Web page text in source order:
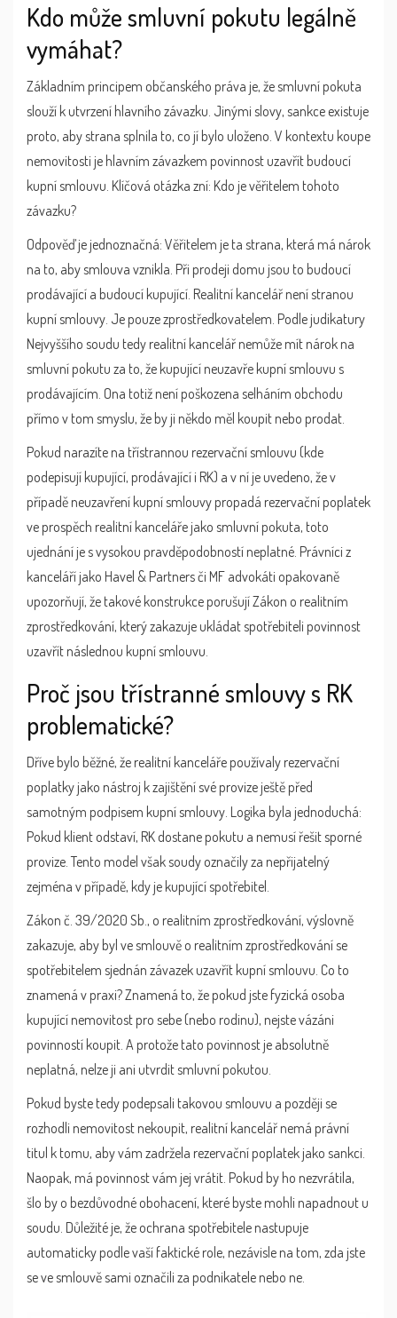
Kdo může smluvní pokutu legálně
vymáhat?
Základním principem občanského práva je, žesmluvní pokuta
slouží k utvrzení hlavního závazku. Jinými slovy, sankce existuje
proto, aby strana splnila to, co jí bylo uloženo. V kontextu koupe
nemovitosti je hlavním závazkem povinnost uzavřít budoucí
kupní smlouvu. Klíčová otázka zní: Kdo je věřitelem tohoto
závazku?
Odpověď je jednoznačná: Věřitelem je ta strana, která má nárok
na to, aby smlouva vznikla. Při prodeji domu jsou to budoucí
prodávající a budoucí kupující. Realitní kancelář není stranou
kupní smlouvy. Je pouze zprostředkovatelem. Podle judikatury
Nejvyššího soudu tedy realitní kancelář nemůže mít nárok na
smluvní pokutu za to, že kupující neuzavře kupní smlouvu s
prodávajícím. Ona totiž není poškozena selháním obchodu
přímo v tom smyslu, že by ji někdo měl koupit nebo prodat.
Pokud narazíte na třístrannou rezervační smlouvu (kde
podepisují kupující, prodávající i RK) a v ní je uvedeno, že v
případě neuzavření kupní smlouvy propadá rezervační poplatek
ve prospěch realitní kanceláře jako smluvní pokuta, toto
ujednání je s vysokou pravděpodobností neplatné. Právníci z
kanceláří jako Havel & Partners či MF advokáti opakovaně
upozorňují, že takové konstrukce porušují Zákon o realitním
zprostředkování, který zakazuje ukládat spotřebiteli povinnost
uzavřít následnou kupní smlouvu.
Proč jsou třístranné smlouvy s RK
problematické?
Dříve bylo běžné, že realitní kanceláře používaly rezervační
poplatky jako nástroj k zajištění své provize ještě před
samotným podpisem kupní smlouvy. Logika byla jednoduchá:
Pokud klient odstaví, RK dostane pokutu a nemusí řešit sporné
provize. Tento model však soudy označily za nepřijatelný
zejména v případě, kdy je kupujícíspotřebitel .
Zákon č. 39/2020 Sb., o realitním zprostředkování, výslovně
zakazuje, aby byl ve smlouvě o realitním zprostředkování se
spotřebitelem sjednán závazek uzavřít kupní smlouvu. Co to
znamená v praxi? Znamená to, že pokud jste fyzická osoba
kupující nemovitost pro sebe (nebo rodinu), nejste vázáni
povinností koupit. A protože tato povinnost je absolutně
neplatná, nelze ji ani utvrdit smluvní pokutou.
Pokud byste tedy podepsali takovou smlouvu a později se
rozhodli nemovitost nekoupit, realitní kancelář nemá právní
titul k tomu, aby vám zadržela rezervační poplatek jako sankci.
Naopak, má povinnost vám jej vrátit. Pokud by ho nezvrátila,
šlo by o bezdůvodné obohacení, které byste mohli napadnout u
soudu. Důležité je, že ochrana spotřebitele nastupuje
automaticky podle vaší faktické role, nezávisle na tom, zda jste
se ve smlouvě sami označili za podnikatele nebo ne.